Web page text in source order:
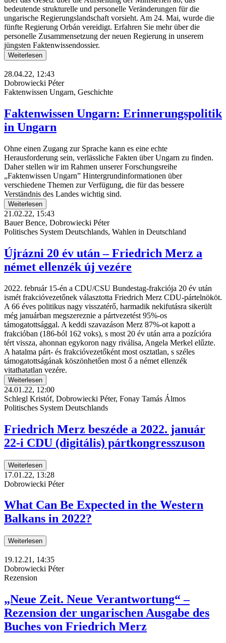
bedeutende strukturelle und personelle Veränderungen für die
ungarische Regierungslandschaft vorsieht. Am 24. Mai, wurde die
fünfte Regierung Orbán vereidigt. Erfahren Sie mehr über die
personelle Zusammensetzung der neuen Regierung in unserem
jüngsten Faktenwissendossier.
Weiterlesen
28.04.22, 12:43
Dobrowiecki Péter
Faktenwissen Ungarn, Geschichte
Faktenwissen Ungarn: Erinnerungspolitik
in Ungarn
Ohne einen Zugang zur Sprache kann es eine echte
Herausforderung sein, verlässliche Fakten über Ungarn zu finden.
Daher stellen wir im Rahmen unserer Forschungsreihe
„Faktenwissen Ungarn” Hintergrundinformationen über
verschiedene Themen zur Verfügung, die für das bessere
Verständnis des Landes wichtig sind.
Weiterlesen
21.02.22, 15:43
Bauer Bence, Dobrowiecki Péter
Politisches System Deutschlands, Wahlen in Deutschland
Újrázni 20 év után – Friedrich Merz a
német ellenzék új vezére
2022. február 15-én a CDU/CSU Bundestag-frakciója 20 év után
ismét frakcióvezetőnek választotta Friedrich Merz CDU-pártelnököt.
A 66 éves politikus nagy visszatérő, harmadik nekifutásra sikerült
még januárban megszereznie a pártvezetést 95%-os
támogatottsággal. A keddi szavazáson Merz 87%-ot kapott a
frakcióban (186-ból 162 voks), s most 20 év után arra a pozícióra
tért vissza, ahonnan egykoron nagy riválisa, Angela Merkel elűzte.
A hatalma párt- és frakcióvezetőként most osztatlan, s széles
támogatottságának köszönhetően most ő a német ellenzék
vitathatatlan vezére.
Weiterlesen
24.01.22, 12:00
Schlegl Kristóf, Dobrowiecki Péter, Fonay Tamás Álmos
Politisches System Deutschlands
Friedrich Merz beszéde a 2022. január
22-i CDU (digitális) pártkongresszuson
Weiterlesen
17.01.22, 13:28
Dobrowiecki Péter
What Can Be Expected in the Western
Balkans in 2022?
Weiterlesen
19.12.21, 14:35
Dobrowiecki Péter
Rezension
„Neue Zeit. Neue Verantwortung“ –
Rezension der ungarischen Ausgabe des
Buches von Friedrich Merz